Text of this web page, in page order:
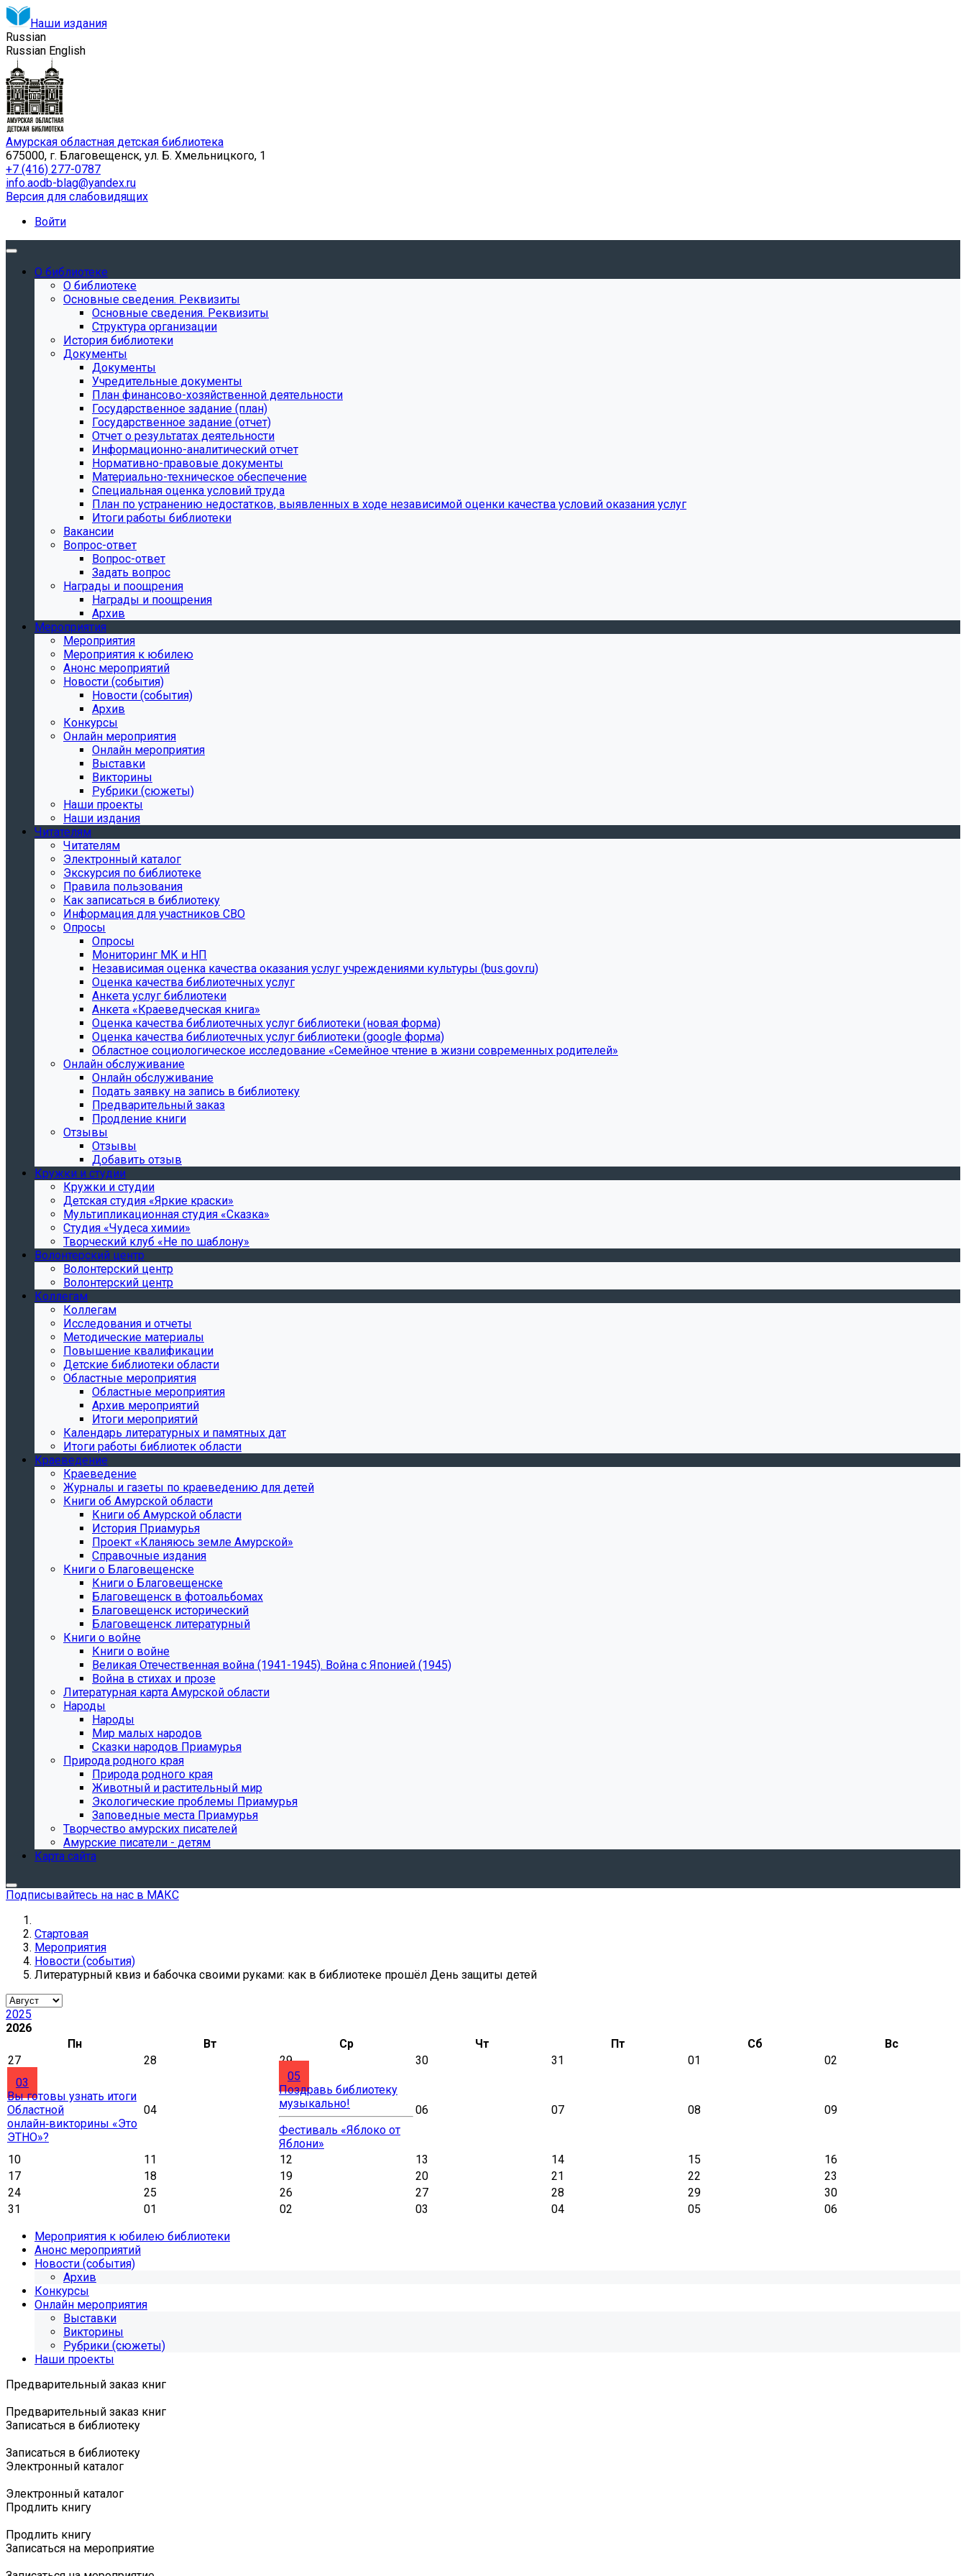
Наши издания
Russian
Russian English
Амурская областная детская библиотека
675000, г. Благовещенск, ул. Б. Хмельницкого, 1
+7 (416) 277-0787
info.aodb-blag@yandex.ru
Версия для слабовидящих
Войти
О библиотеке
О библиотеке
Основные сведения. Реквизиты
Основные сведения. Реквизиты
Структура организации
История библиотеки
Документы
Документы
Учредительные документы
План финансово-хозяйственной деятельности
Государственное задание (план)
Государственное задание (отчет)
Отчет о результатах деятельности
Информационно-аналитический отчет
Нормативно-правовые документы
Материально-техническое обеспечение
Специальная оценка условий труда
План по устранению недостатков, выявленных в ходе независимой оценки качества условий оказания услуг
Итоги работы библиотеки
Вакансии
Вопрос-ответ
Вопрос-ответ
Задать вопрос
Награды и поощрения
Награды и поощрения
Архив
Мероприятия
Мероприятия
Мероприятия к юбилею
Анонс мероприятий
Новости (события)
Новости (события)
Архив
Конкурсы
Онлайн мероприятия
Онлайн мероприятия
Выставки
Викторины
Рубрики (сюжеты)
Наши проекты
Наши издания
Читателям
Читателям
Электронный каталог
Экскурсия по библиотеке
Правила пользования
Как записаться в библиотеку
Информация для участников СВО
Опросы
Опросы
Мониторинг МК и НП
Независимая оценка качества оказания услуг учреждениями культуры (bus.gov.ru)
Оценка качества библиотечных услуг
Анкета услуг библиотеки
Анкета «Краеведческая книга»
Oценка качества библиотечных услуг библиотеки (новая форма)
Oценка качества библиотечных услуг библиотеки (google форма)
Областное социологическое исследование «Семейное чтение в жизни современных родителей»
Онлайн обслуживание
Онлайн обслуживание
Подать заявку на запись в библиотеку
Предварительный заказ
Продление книги
Отзывы
Отзывы
Добавить отзыв
Кружки и студии
Кружки и студии
Детская студия «Яркие краски»
Мультипликационная студия «Сказка»
Студия «Чудеса химии»
Творческий клуб «Не по шаблону»
Волонтерский центр
Волонтерский центр
Волонтерский центр
Коллегам
Коллегам
Исследования и отчеты
Методические материалы
Повышение квалификации
Детские библиотеки области
Областные мероприятия
Областные мероприятия
Архив мероприятий
Итоги мероприятий
Календарь литературных и памятных дат
Итоги работы библиотек области
Краеведение
Краеведение
Журналы и газеты по краеведению для детей
Книги об Амурской области
Книги об Амурской области
История Приамурья
Проект «Кланяюсь земле Амурской»
Справочные издания
Книги о Благовещенске
Книги о Благовещенске
Благовещенск в фотоальбомах
Благовещенск исторический
Благовещенск литературный
Книги о войне
Книги о войне
Великая Отечественная война (1941-1945). Война с Японией (1945)
Война в стихах и прозе
Литературная карта Амурской области
Народы
Народы
Мир малых народов
Сказки народов Приамурья
Природа родного края
Природа родного края
Животный и растительный мир
Экологические проблемы Приамурья
Заповедные места Приамурья
Творчество амурских писателей
Амурские писатели - детям
Карта сайта
Подписывайтесь на нас в МАКС
Стартовая
Мероприятия
Новости (события)
Литературный квиз и бабочка своими руками: как в библиотеке прошёл День защиты детей
2025
2026
Пн
Вт Ср Чт Пт Сб
Вс
27
28 29 30 31 01
02
03
Вы готовы узнать итоги
Областной
онлайн‑викторины «Это
ЭТНО»?
04
05
Поздравь библиотеку
музыкально!
Фестиваль «Яблоко от
Яблони»
06 07 08 09
10 11 12 13 14 15
16
17
18 19 20 21 22
23
24
25 26 27 28 29
30
31
01 02 03 04 05
06
Мероприятия к юбилею библиотеки
Анонс мероприятий
Новости (события)
Архив
Конкурсы
Онлайн мероприятия
Выставки
Викторины
Рубрики (сюжеты)
Наши проекты
Предварительный заказ книг
Предварительный заказ книг
Записаться в библиотеку
Записаться в библиотеку
Электронный каталог
Электронный каталог
Продлить книгу
Продлить книгу
Записаться на мероприятие